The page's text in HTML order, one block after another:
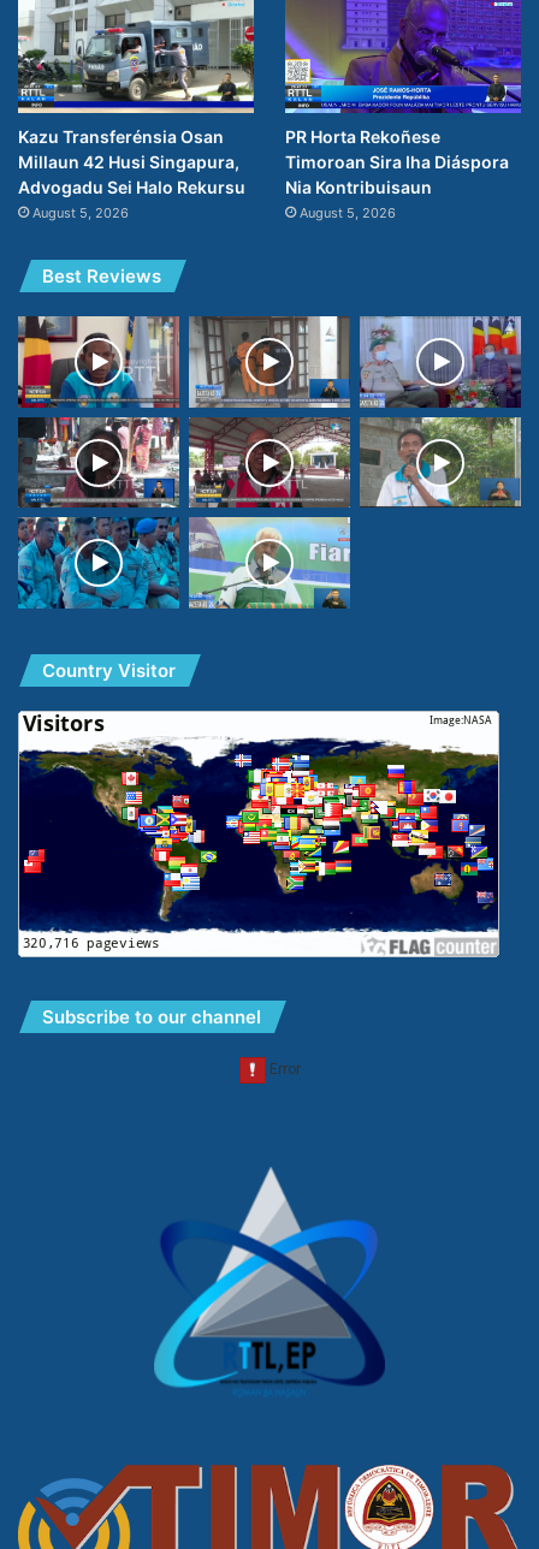
Kazu Transferénsia Osan
Millaun 42 Husi Singapura,
Advogadu Sei Halo Rekursu
August 5, 2026
PR Horta Rekoñese
Timoroan Sira Iha Diáspora
Nia Kontribuisaun
August 5, 2026
Best Reviews
Country Visitor
Subscribe to our channel